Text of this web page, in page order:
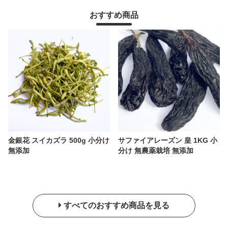
おすすめ商品
金銀花 スイカズラ 500g 小分け
無添加
サファイアレーズン 皇 1KG 小
分け 無農薬栽培 無添加
すべてのおすすめ商品を見る